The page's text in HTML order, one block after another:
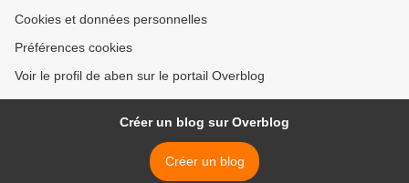
Cookies et données personnelles
Préférences cookies
Voir le profil de aben sur le portail Overblog
Créer un blog sur Overblog
Créer un blog